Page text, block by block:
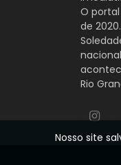
O
de
Rio
Nosso site